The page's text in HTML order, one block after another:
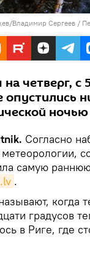
Владимир Сергеев /
четверг, с
ночью
Согласно
самую
.
когда
градусов
в Риге, где